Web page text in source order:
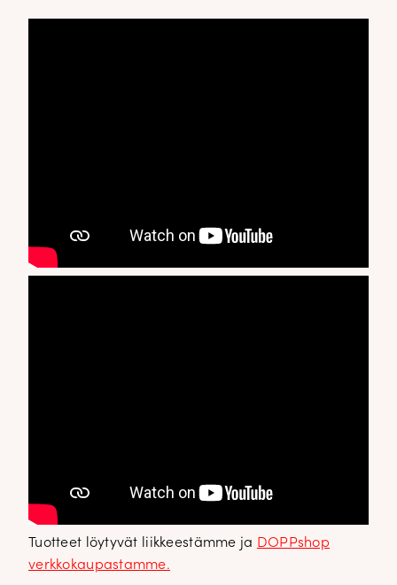
Tuotteet löytyvät liikkeestämme ja DOPPshop
verkkokaupastamme.